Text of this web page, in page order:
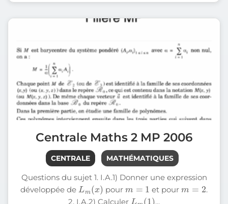
Centrale Maths 2 MP 2006
CENTRALE MATHÉMATIQUES
Questions du sujet 1. I.A.1) Donner une expression
développée de
L m x
pour et pour
.
2. I.A.2) Calculer
L m(1
...